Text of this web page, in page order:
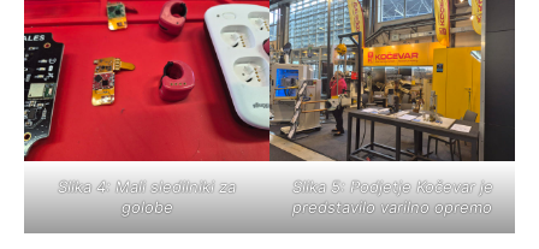
Slika 4: Mali sledilniki za
golobe
Slika 5: Podjetje Kočevar je
predstavilo varilno opremo